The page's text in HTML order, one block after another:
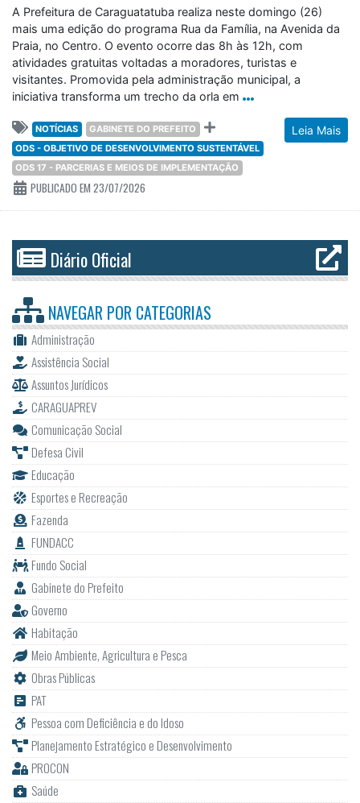
A Prefeitura de Caraguatatuba realiza neste domingo (26)
mais uma edição do programa Rua da Família, na Avenida da
Praia, no Centro. O evento ocorre das 8h às 12h, com
atividades gratuitas voltadas a moradores, turistas e
visitantes. Promovida pela administração municipal, a
iniciativa transforma um trecho da orla em
Leia Mais
NOTÍCIAS
GABINETE DO PREFEITO
ODS - OBJETIVO DE DESENVOLVIMENTO SUSTENTÁVEL
ODS 17 - PARCERIAS E MEIOS DE IMPLEMENTAÇÃO
PUBLICADO EM 23/07/2026
Diário Oficial
NAVEGAR POR CATEGORIAS
Administração
Assistência Social
Assuntos Jurídicos
CARAGUAPREV
Comunicação Social
Defesa Civil
Educação
Esportes e Recreação
Fazenda
FUNDACC
Fundo Social
Gabinete do Prefeito
Governo
Habitação
Meio Ambiente, Agricultura e Pesca
Obras Públicas
PAT
Pessoa com Deficiência e do Idoso
Planejamento Estratégico e Desenvolvimento
PROCON
Saúde